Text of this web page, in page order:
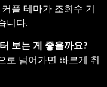
플 테마가 조회수 기
니다.
보는 게 좋을까요?
로 넘어가면 빠르게 취